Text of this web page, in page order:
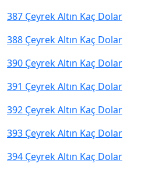
387 Çeyrek Altın Kaç Dolar
388 Çeyrek Altın Kaç Dolar
390 Çeyrek Altın Kaç Dolar
391 Çeyrek Altın Kaç Dolar
392 Çeyrek Altın Kaç Dolar
393 Çeyrek Altın Kaç Dolar
394 Çeyrek Altın Kaç Dolar